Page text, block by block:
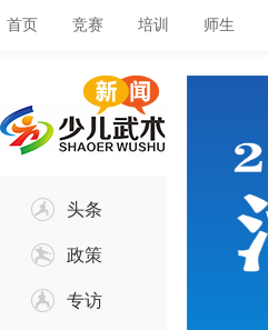
首页 竞赛 培训 师生
头条
政策
专访